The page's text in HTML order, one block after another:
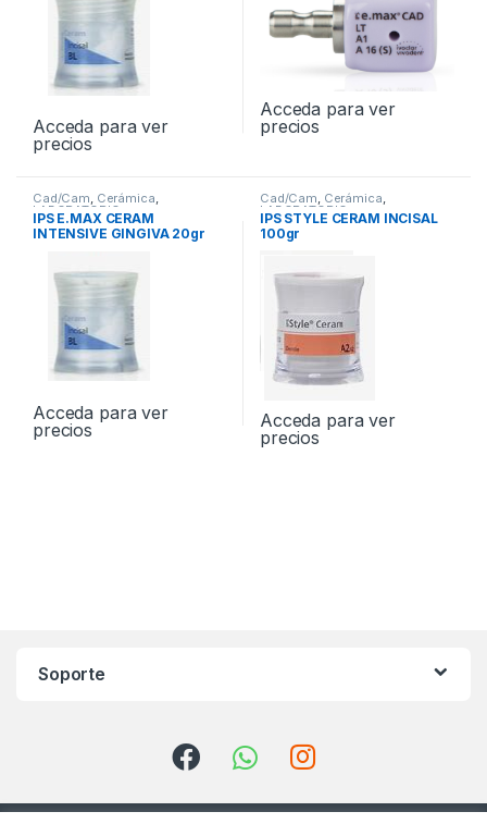
Acceda para ver
precios
Acceda para ver
precios
Cad/Cam, Cerámica,
LABORATORIO
IPS E.MAX CERAM
INTENSIVE GINGIVA 20gr
Acceda para ver
precios
Cad/Cam, Cerámica,
LABORATORIO
IPS STYLE CERAM INCISAL
100gr
Acceda para ver
precios
Soporte